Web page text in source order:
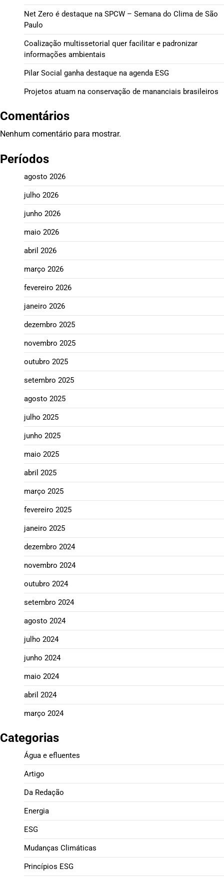
Net Zero é destaque na SPCW – Semana do Clima de São
Paulo
Coalização multissetorial quer facilitar e padronizar
informações ambientais
Pilar Social ganha destaque na agenda ESG
Projetos atuam na conservação de mananciais brasileiros
Comentários
Nenhum comentário para mostrar.
Períodos
agosto 2026
julho 2026
junho 2026
maio 2026
abril 2026
março 2026
fevereiro 2026
janeiro 2026
dezembro 2025
novembro 2025
outubro 2025
setembro 2025
agosto 2025
julho 2025
junho 2025
maio 2025
abril 2025
março 2025
fevereiro 2025
janeiro 2025
dezembro 2024
novembro 2024
outubro 2024
setembro 2024
agosto 2024
julho 2024
junho 2024
maio 2024
abril 2024
março 2024
Categorias
Água e efluentes
Artigo
Da Redação
Energia
ESG
Mudanças Climáticas
Princípios ESG